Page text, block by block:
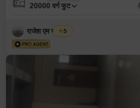
20000 वर्ग फुट
राजेश एम चौरसिया
5